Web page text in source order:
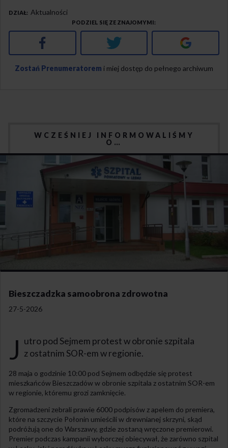
DZIAŁ Aktualności
PODZIEL SIĘ ZE ZNAJOMYMI
Facebook Twitter Google+
Zostań Prenumeratorem i miej dostęp do pełnego archiwum
WCZEŚNIEJ INFORMOWALIŚMY
O…
Bieszczadzka samoobrona zdrowotna
27-5-2026
J utro pod Sejmem protest w obronie szpitala
z ostatnim SOR-em w regionie.
28 maja o godzinie 10:00 pod Sejmem odbędzie się protest
mieszkańców Bieszczadów w obronie szpitala z ostatnim SOR-em
w regionie, któremu grozi zamknięcie.
Zgromadzeni zebrali prawie 6000 podpisów z apelem do premiera,
które na szczycie Połonin umieścili w drewnianej skrzyni, skąd
podróżują one do Warszawy, gdzie zostaną wręczone premierowi.
Premier podczas kampanii wyborczej obiecywał, że zarówno szpital